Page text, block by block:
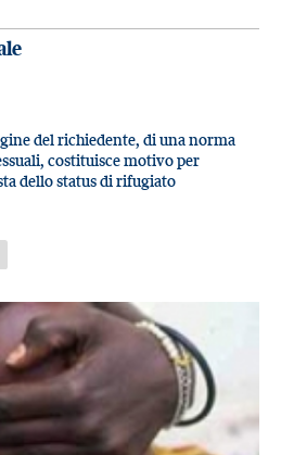
del richiedente, di una norma
costituisce motivo per
dello status di rifugiato